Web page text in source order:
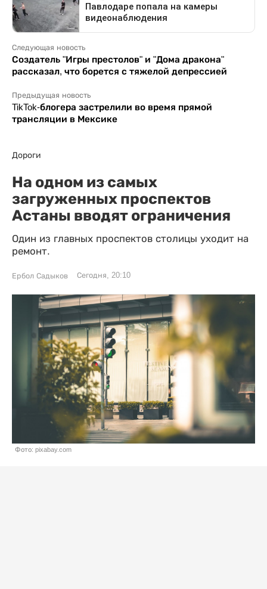
Следующая новость
Создатель "Игры престолов" и "Дома дракона"
рассказал, что борется с тяжелой депрессией
Предыдущая новость
TikTok-блогера застрелили во время прямой
трансляции в Мексике
Дороги
На одном из самых
загруженных проспектов
Астаны вводят ограничения
Один из главных проспектов столицы уходит на
ремонт.
Ербол Садыков Сегодня, 20:10
Фото: pixabay.com